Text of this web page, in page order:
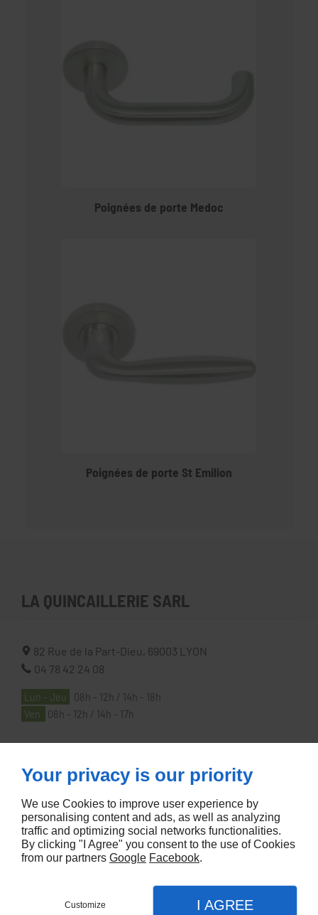
Poignées de porte Medoc
Poignées de porte St Emilion
LA QUINCAILLERIE SARL
82 Rue de la Part-Dieu, 69003
LYON
04 78 42 24 08
Lun - Jeu
08h - 12h / 14h - 18h
Ven
08h - 12h / 14h - 17h
À PROPOS
Accueil
Contactez-nous
Mentions légales
Plan du site
Your privacy is our priority
We use Cookies to improve user experience by
personalising content and ads, as well as analyzing
traffic and optimizing social networks functionalities.
By clicking "I Agree" you consent to the use of Cookies
from our partners Google Facebook.
Customize I AGREE